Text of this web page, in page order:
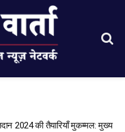
2024 की तैयारियाँ मुकम्मल: मुख्य